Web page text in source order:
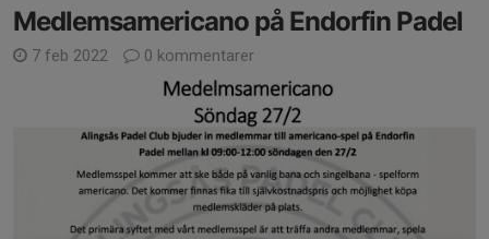
Medlemsamericano på Endorfin Padel
7 feb 2022 0 kommentarer